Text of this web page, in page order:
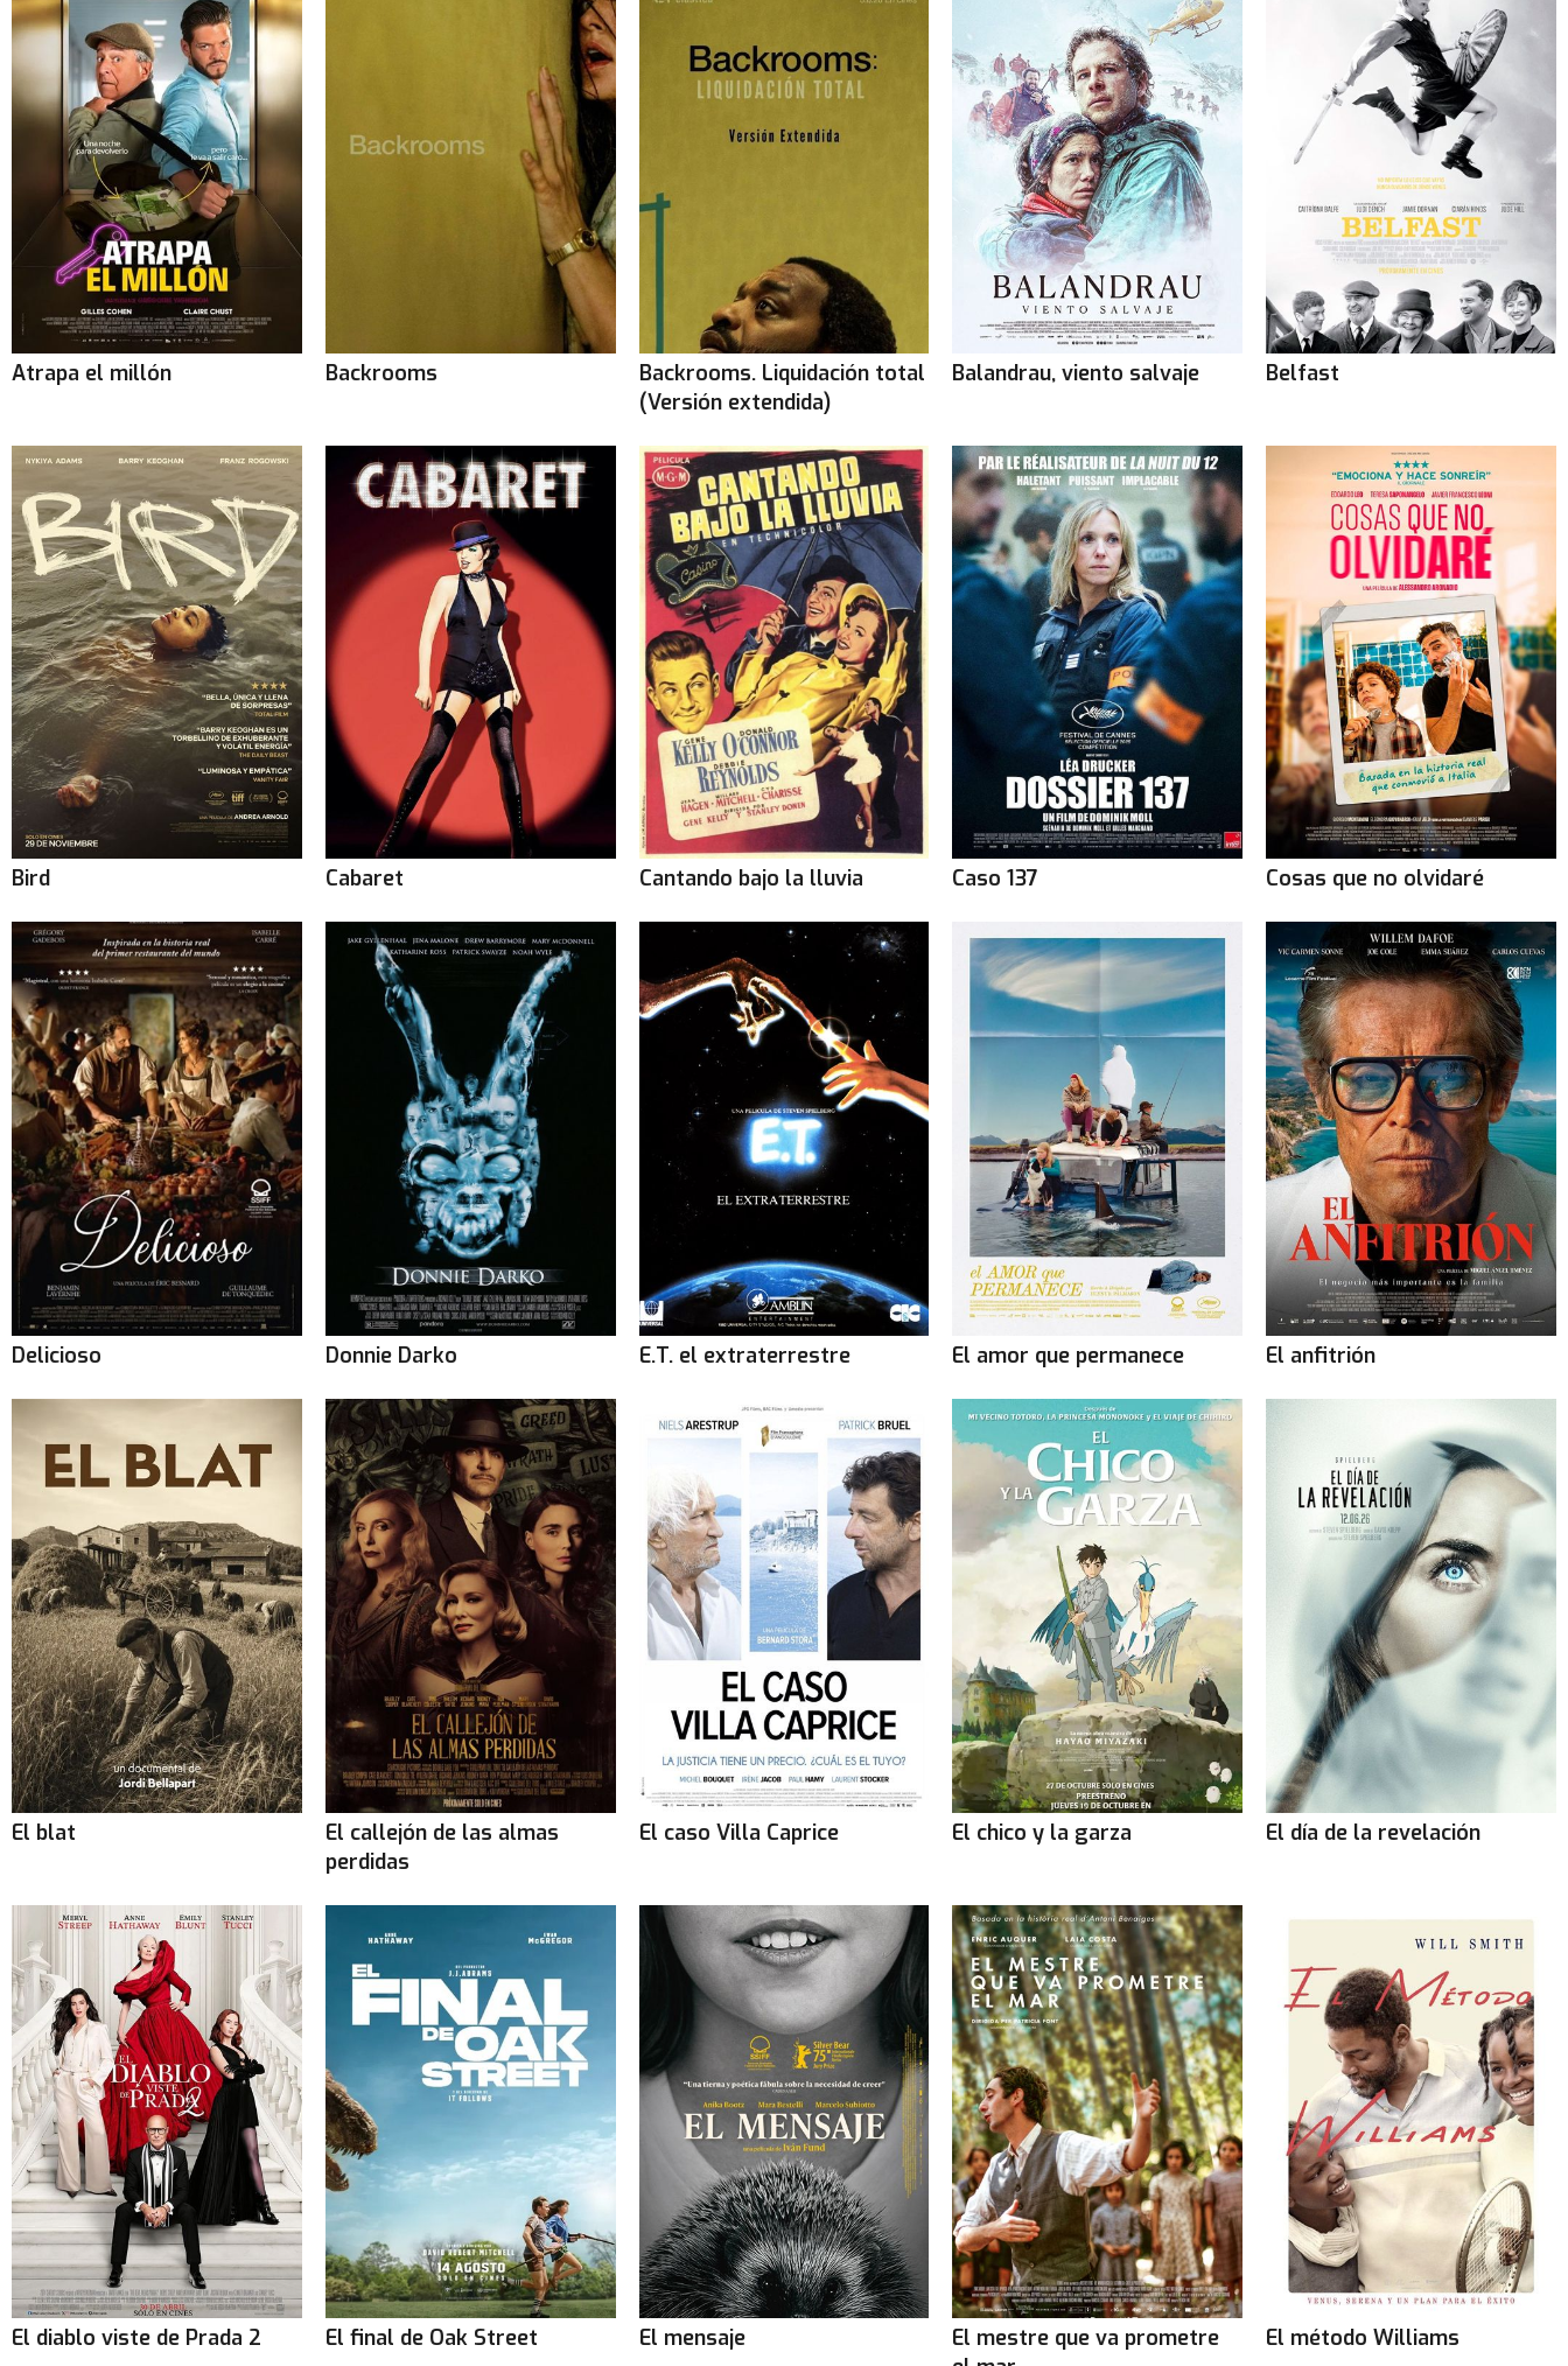
Atrapa el millón Backrooms
Backrooms. Liquidación total
(Versión extendida)
Balandrau, viento salvaje Belfast
Bird Cabaret Cantando bajo la lluvia Caso 137 Cosas que no olvidaré
Delicioso Donnie Darko E.T. el extraterrestre El amor que permanece El anfitrión
El blat
El callejón de las almas
perdidas
El caso Villa Caprice El chico y la garza El día de la revelación
El diablo viste de Prada 2 El final de Oak Street El mensaje
El mestre que va prometre
El método Williams